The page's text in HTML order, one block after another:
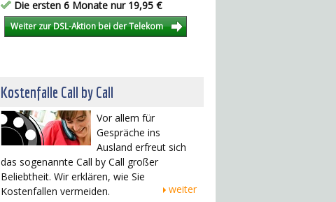
Die ersten 6 Monate nur 19,95 €
Weiter zur DSL-Aktion bei der Telekom
Kostenfalle Call by Call
Vor allem für
Gespräche ins
Ausland erfreut sich
das sogenannte Call by Call großer
Beliebtheit. Wir erklären, wie Sie
Kostenfallen vermeiden.
weiter